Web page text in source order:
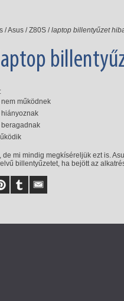
/Asus/Z80S/laptop billentyűzet
működnek
mi mindig megkíséreljük ezt is.
billentyűzetet, ha bejött az